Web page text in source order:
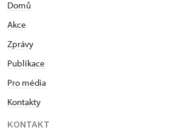
Domů
Akce
Zprávy
Publikace
Pro média
Kontakty
KONTAKT